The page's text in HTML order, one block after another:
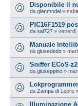
Disponibile il
da gianmodel »
PIC16F1519
da sal727 » venerdì
Manuale
da giusededo »
Sniffer ECoS-
da giuseppino »
da Zampa di Lepre »
Illuminazione